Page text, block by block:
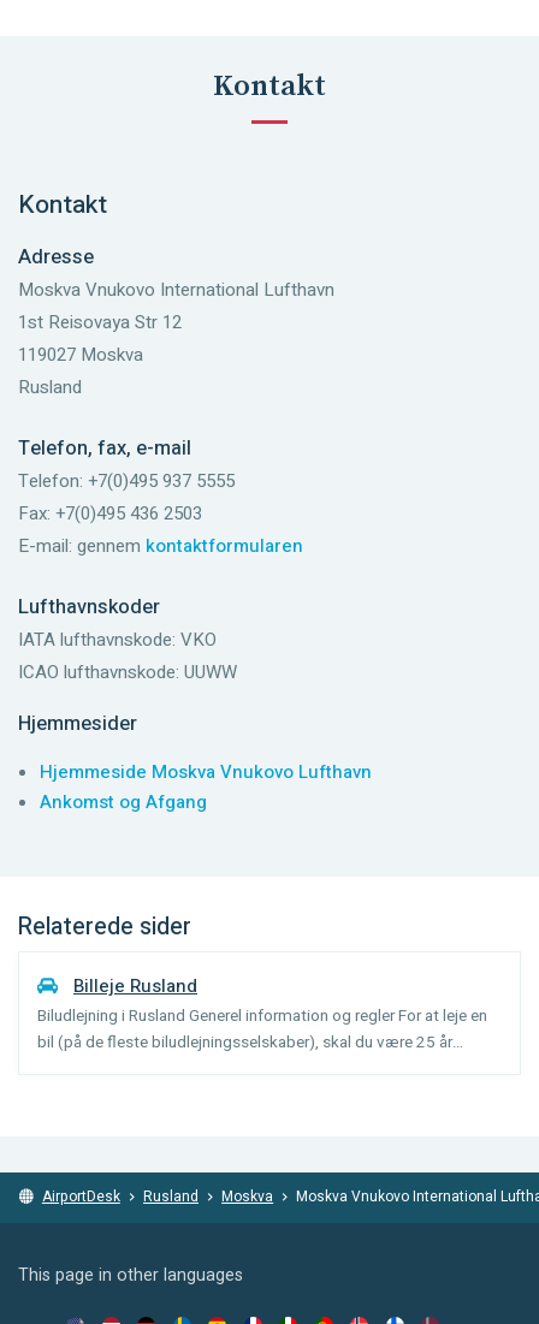
Kontakt
Kontakt
Adresse
Moskva Vnukovo International Lufthavn
1st Reisovaya Str 12
119027 Moskva
Rusland
Telefon, fax, e-mail
Telefon: +7(0)495 937 5555
Fax: +7(0)495 436 2503
E-mail: gennem kontaktformularen
Lufthavnskoder
IATA lufthavnskode: VKO
ICAO lufthavnskode: UUWW
Hjemmesider
Hjemmeside Moskva Vnukovo Lufthavn
Ankomst og Afgang
Relaterede sider
Billeje Rusland
Biludlejning i Rusland Generel information og regler For at leje en
bil (på de fleste biludlejningsselskaber), skal du være 25 år
AirportDesk Rusland Moskva Moskva Vnukovo International
This page in other languages